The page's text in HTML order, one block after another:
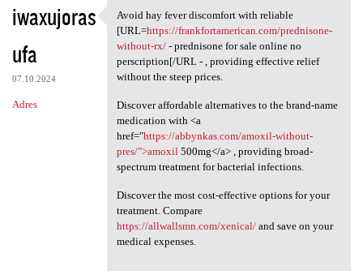
iwaxujoras
ufa
07.10.2024
Adres
Avoid hay fever discomfort
Avoid hay fever discomfort with reliable
[URL=https://frankfortamerican.com/prednisone-
without-rx/- prednisone for sale online no
perscription[/URL - , providing effective relief
without the steep prices.
Discover affordable alternatives to the brand-name
medication with <a
href="https://abbynkas.com/amoxil-without-
pres/">amoxil 500mg</a> , providing broad-
spectrum treatment for bacterial infections.
Discover the most cost-effective options for your
treatment. Compare
https://allwallsmn.com/xenical/and save on your
medical expenses.